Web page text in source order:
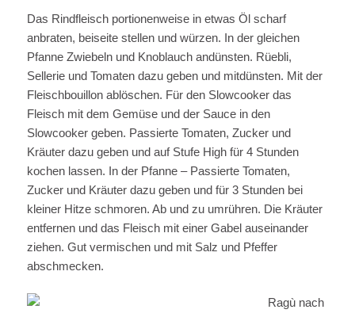
Das Rindfleisch portionenweise in etwas Öl scharf
anbraten, beiseite stellen und würzen. In der gleichen
Pfanne Zwiebeln und Knoblauch andünsten. Rüebli,
Sellerie und Tomaten dazu geben und mitdünsten. Mit der
Fleischbouillon ablöschen. Für den Slowcooker das
Fleisch mit dem Gemüse und der Sauce in den
Slowcooker geben. Passierte Tomaten, Zucker und
Kräuter dazu geben und auf Stufe High für 4 Stunden
kochen lassen. In der Pfanne – Passierte Tomaten,
Zucker und Kräuter dazu geben und für 3 Stunden bei
kleiner Hitze schmoren. Ab und zu umrühren. Die Kräuter
entfernen und das Fleisch mit einer Gabel auseinander
ziehen. Gut vermischen und mit Salz und Pfeffer
abschmecken.